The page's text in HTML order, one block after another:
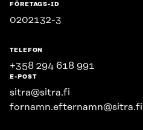
FÖRETAGS-ID
0202132-3
TELEFON
+358 294 618 991
E-POST
sitra@sitra.fi
fornamn.efternamn@sitra.fi